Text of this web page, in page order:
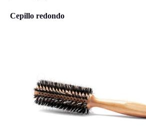
Cepillo redondo